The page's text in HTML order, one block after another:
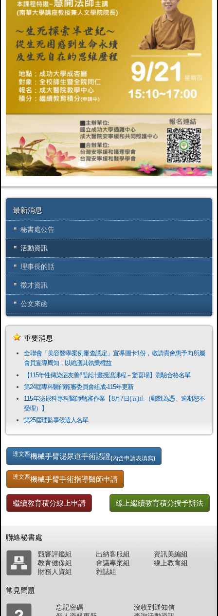
最新消息
秘書處公告
活動資訊
理事長的話
徵才資訊
公文來函
重要消息
全聯會「​美容醫學案例審查認定」宣導圖卡1份，敬請貴會惠予向所屬
會員宣導周知，以維護其執業權益
【115年性傳染症友善門診計畫授證課程－驚喜場】測驗合格名單
第24屆專科醫師甄審委員會組成-115年更新
115年泌尿科專科醫師甄審作業【8月7日(五)止（郵戳為憑、逾期恕不
受理）】
第25屆理監事候選人名單
達文西機械手臂泌尿道手術認證(內含申請表填寫)
達文西機械手臂手術指導醫師申請
繼續教育積分線上申請 線上繼續教育積分授予辦法
聯絡秘書處
甄審評鑑組
教育健保組
財務人資組
出納客服組
會議專案組
雜誌組
資訊美編組
線上教育組
常見問題
忘記密碼
沒收到通知信